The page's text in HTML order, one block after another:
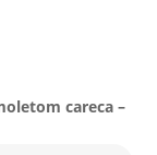
careca –